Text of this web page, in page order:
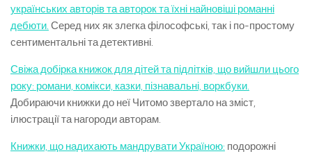
українських авторів та авторок та їхні найновіші романні
дебюти. Серед них як злегка філософські, так і по-простому
сентиментальні та детективні.
Свіжа добірка книжок для дітей та підлітків, що вийшли цього
року: романи, комікси, казки, пізнавальні, воркбуки.
Добираючи книжки до неї Читомо звертало на зміст,
ілюстрації та нагороди авторам.
Книжки, що надихають мандрувати Україною: подорожні